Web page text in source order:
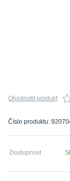
Ohodnotit produkt
Číslo produktu:
Dostupnost